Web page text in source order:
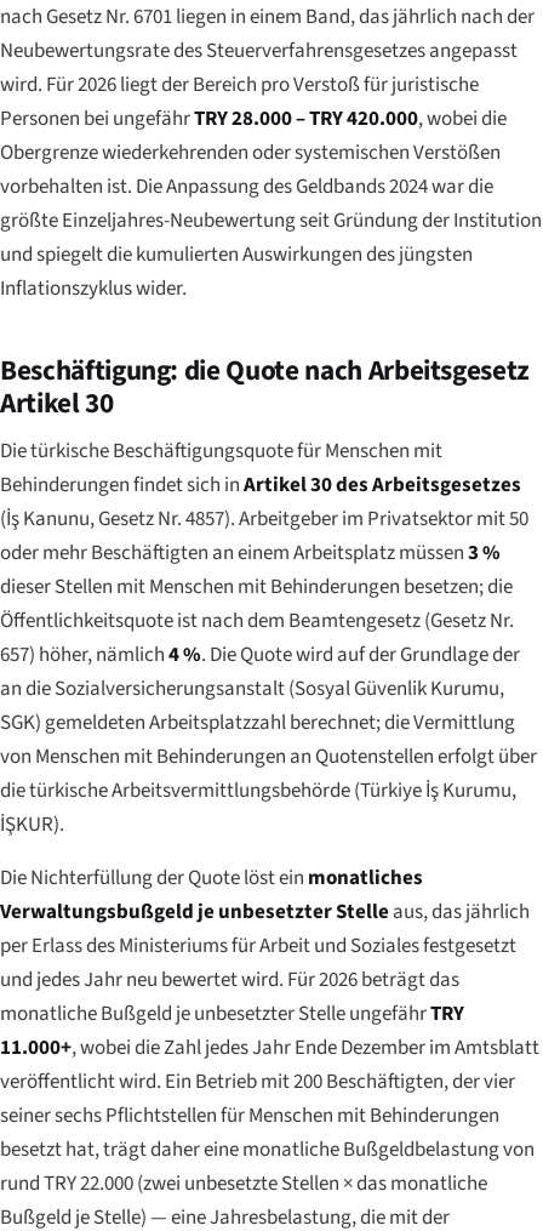
nach Gesetz Nr. 6701 liegen in einem Band, das jährlich nach der
Neubewertungsrate des Steuerverfahrensgesetzes angepasst
wird. Für 2026 liegt der Bereich pro Verstoß für juristische
Personen bei ungefährTRY 28.000 – TRY 420.000, wobei die
Obergrenze wiederkehrenden oder systemischen Verstößen
vorbehalten ist. Die Anpassung des Geldbands 2024 war die
größte Einzeljahres-Neubewertung seit Gründung der Institution
und spiegelt die kumulierten Auswirkungen des jüngsten
Inflationszyklus wider.
Beschäftigung: die Quote nach Arbeitsgesetz
Artikel 30
Die türkische Beschäftigungsquote für Menschen mit
Behinderungen findet sich inArtikel 30 des Arbeitsgesetzes
(İş Kanunu, Gesetz Nr. 4857). Arbeitgeber im Privatsektor mit 50
oder mehr Beschäftigten an einem Arbeitsplatz müssen3 %
dieser Stellen mit Menschen mit Behinderungen besetzen; die
Öffentlichkeitsquote ist nach dem Beamtengesetz (Gesetz Nr.
657) höher, nämlich4 %. Die Quote wird auf der Grundlage der
an die Sozialversicherungsanstalt (Sosyal Güvenlik Kurumu,
SGK) gemeldeten Arbeitsplatzzahl berechnet; die Vermittlung
von Menschen mit Behinderungen an Quotenstellen erfolgt über
die türkische Arbeitsvermittlungsbehörde (Türkiye İş Kurumu,
İŞKUR).
Die Nichterfüllung der Quote löst ein monatliches
Verwaltungsbußgeld je unbesetzter Stelleaus, das jährlich
per Erlass des Ministeriums für Arbeit und Soziales festgesetzt
und jedes Jahr neu bewertet wird. Für 2026 beträgt das
monatliche Bußgeld je unbesetzter Stelle ungefährTRY
11.000+, wobei die Zahl jedes Jahr Ende Dezember im Amtsblatt
veröffentlicht wird. Ein Betrieb mit 200 Beschäftigten, der vier
seiner sechs Pflichtstellen für Menschen mit Behinderungen
besetzt hat, trägt daher eine monatliche Bußgeldbelastung von
rund TRY 22.000 (zwei unbesetzte Stellen × das monatliche
Bußgeld je Stelle) — eine Jahresbelastung, die mit der